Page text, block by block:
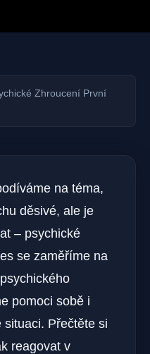
Zhroucení První
na téma,
děsivé, ale je
– psychické
se zaměříme na
pomoci ⁤sobě i
Přečtěte si
reagovat ‌v